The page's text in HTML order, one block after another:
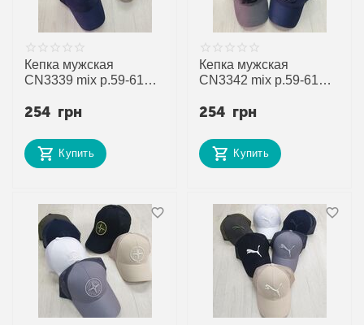
Кепка мужская
CN3339 mix р.59-61
оптом от прямого
254 грн
Купить
Кепка мужская
CN3342 mix р.59-61
оптом от прямого
254 грн
Купить